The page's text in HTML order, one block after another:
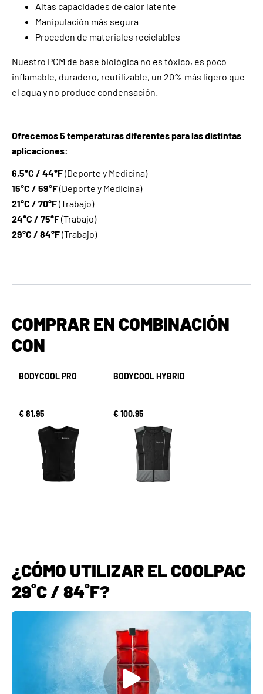
Altas capacidades de calor latente
Manipulación más segura
Proceden de materiales reciclables
Nuestro PCM de base biológica no es tóxico, es poco
inflamable, duradero, reutilizable, un 20% más ligero que
el agua y no produce condensación.
Ofrecemos 5 temperaturas diferentes para las distintas
aplicaciones:
6,5°C / 44°F(Deporte y Medicina)
15°C / 59°F(Deporte y Medicina)
21°C / 70°F(Trabajo)
24°C / 75°F(Trabajo)
29°C / 84°F(Trabajo)
COMPRAR EN COMBINACIÓN
CON
BODYCOOL PRO
€ 81,95
BODYCOOL HYBRID
€ 100,95
¿CÓMO UTILIZAR EL COOLPAC
29˚C / 84˚F?